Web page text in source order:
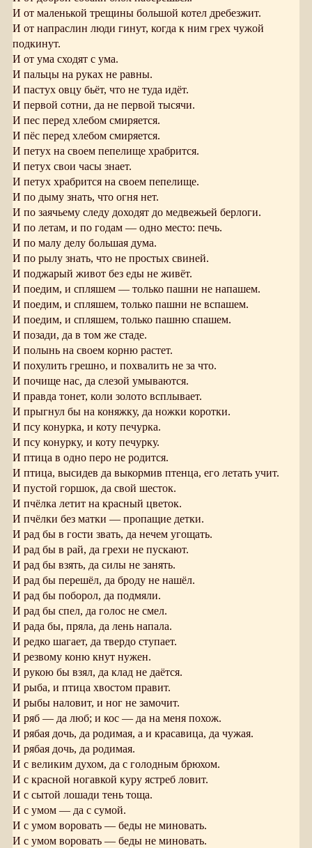
И от маленькой трещины большой котел дребезжит.
И от напраслин люди гинут, когда к ним грех чужой
подкинут.
И от ума сходят с ума.
И пальцы на руках не равны.
И пастух овцу бьёт, что не туда идёт.
И первой сотни, да не первой тысячи.
И пес перед хлебом смиряется.
И пёс перед хлебом смиряется.
И петух на своем пепелище храбрится.
И петух свои часы знает.
И петух храбрится на своем пепелище.
И по дыму знать, что огня нет.
И по заячьему следу доходят до медвежьей берлоги.
И по летам, и по годам — одно место: печь.
И по малу делу большая дума.
И по рылу знать, что не простых свиней.
И поджарый живот без еды не живёт.
И поедим, и спляшем — только пашни не напашем.
И поедим, и спляшем, только пашни не вспашем.
И поедим, и спляшем, только пашню спашем.
И позади, да в том же стаде.
И полынь на своем корню растет.
И похулить грешно, и похвалить не за что.
И почище нас, да слезой умываются.
И правда тонет, коли золото всплывает.
И прыгнул бы на коняжку, да ножки коротки.
И псу конурка, и коту печурка.
И псу конурку, и коту печурку.
И птица в одно перо не родится.
И птица, высидев да выкормив птенца, его летать учит.
И пустой горшок, да свой шесток.
И пчёлка летит на красный цветок.
И пчёлки без матки — пропащие детки.
И рад бы в гости звать, да нечем угощать.
И рад бы в рай, да грехи не пускают.
И рад бы взять, да силы не занять.
И рад бы перешёл, да броду не нашёл.
И рад бы поборол, да подмяли.
И рад бы спел, да голос не смел.
И рада бы, пряла, да лень напала.
И редко шагает, да твердо ступает.
И резвому коню кнут нужен.
И рукою бы взял, да клад не даётся.
И рыба, и птица хвостом правит.
И рыбы наловит, и ног не замочит.
И ряб — да люб; и кос — да на меня похож.
И рябая дочь, да родимая, а и красавица, да чужая.
И рябая дочь, да родимая.
И с великим духом, да с голодным брюхом.
И с красной ногавкой куру ястреб ловит.
И с сытой лошади тень тоща.
И с умом — да с сумой.
И с умом воровать — беды не миновать.
И с умом воровать — беды не миновать.